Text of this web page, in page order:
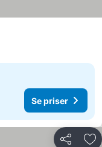
Se priser
Del